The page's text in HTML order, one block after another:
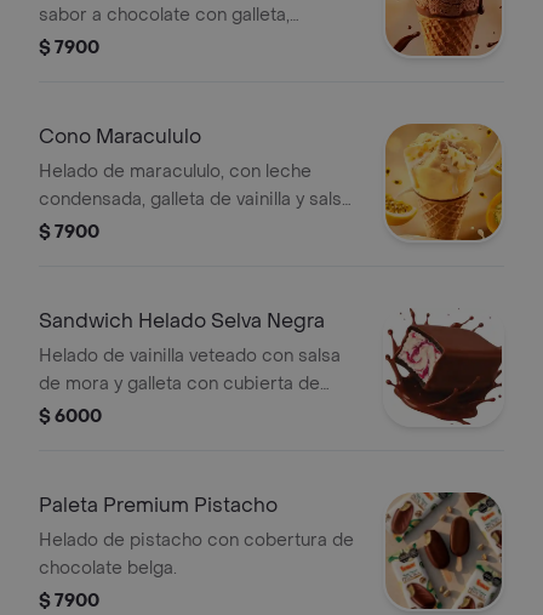
sabor a chocolate con galleta,
cobertura y salsa de chocolate. 65gr
$ 7900
Cono Maracululo
Helado de maracululo, con leche
condensada, galleta de vainilla y salsa
de chocolate. 65gr
$ 7900
Sandwich Helado Selva Negra
Helado de vainilla veteado con salsa
de mora y galleta con cubierta de
chocolate de leche belga.
$ 6000
Paleta Premium Pistacho
Helado de pistacho con cobertura de
chocolate belga.
$ 7900